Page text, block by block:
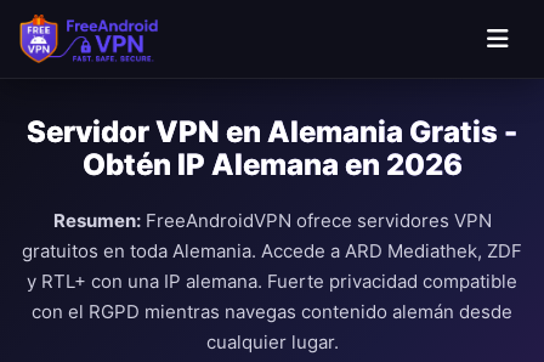
Saltar al contenido principal
Servidor VPN en Alemania Gratis -
Obtén IP Alemana en 2026
Resumen:FreeAndroidVPN ofrece servidores VPN
gratuitos en toda Alemania. Accede a ARD Mediathek, ZDF
y RTL+ con una IP alemana. Fuerte privacidad compatible
con el RGPD mientras navegas contenido alemán desde
cualquier lugar.